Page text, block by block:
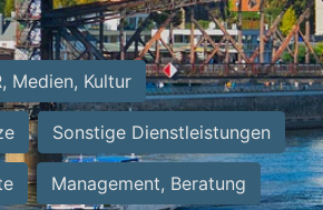
Medien, Kultur
Sonstige Dienstleistungen
Management, Beratung